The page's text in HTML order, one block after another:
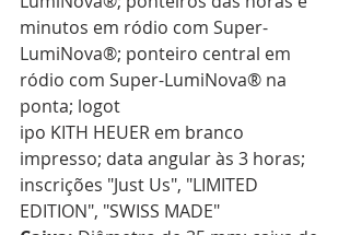
minutos em ródio com Super-
LumiNova®; ponteiro central em
ródio com Super-LumiNova® na
ponta; logot
ipo KITH HEUER em branco
impresso; data angular às 3 horas;
inscrições "Just Us", "LIMITED
EDITION", "SWISS MADE"